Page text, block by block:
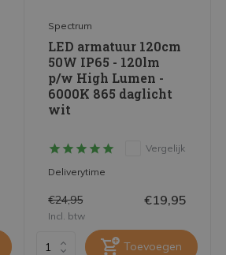
Spectrum
LED armatuur 120cm
50W IP65 - 120lm
p/w High Lumen -
6000K 865 daglicht
wit
Vergelijk
Deliverytime
€24,95 €19,95
Incl. btw
Toevoegen